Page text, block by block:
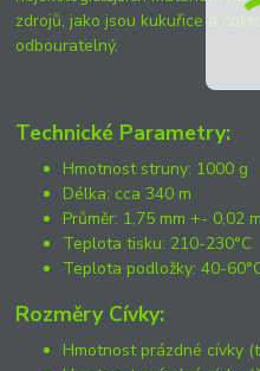
zdrojů, jako jsou kukuřice a
odbouratelný.
Technické Parametry:
Hmotnost struny: 1000 g
Délka: cca 340 m
Průměr: 1,75 mm +- 0,02
Teplota tisku: 210-230°C
Teplota podložky: 40-
Rozměry Cívky:
Hmotnost prázdné cívky